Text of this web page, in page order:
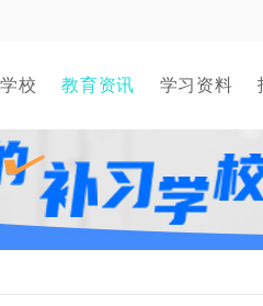
校 教育资讯 学习资料